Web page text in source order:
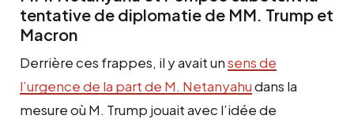
tentative de diplomatie de MM. Trump et
Macron
Derrière ces frappes, il y avait unsens de
l’urgence de la part de M. Netanyahudans la
mesure où M. Trump jouait avec l’idée de